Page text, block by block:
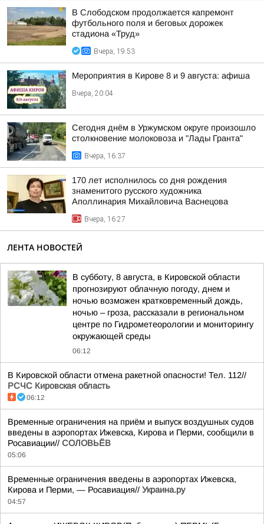
В Слободском продолжается капремонт
футбольного поля и беговых дорожек
стадиона «Труд»
Вчера, 19:53
Мероприятия в Кирове 8 и 9 августа: афиша
Вчера, 20:04
Сегодня днём в Уржумском округе произошло
столкновение молоковоза и "Лады Гранта"
Вчера, 16:37
170 лет исполнилось со дня рождения
знаменитого русского художника
Аполлинария Михайловича Васнецова
Вчера, 16:27
ЛЕНТА НОВОСТЕЙ
В субботу, 8 августа, в Кировской области
прогнозируют облачную погоду, днем и
ночью возможен кратковременный дождь,
ночью – гроза, рассказали в региональном
центре по Гидрометеорологии и мониторингу
окружающей среды
06:12
В Кировской области отмена ракетной опасности! Тел. 112//
РСЧС Кировская область
06:12
Временные ограничения на приём и выпуск воздушных судов
введены в аэропортах Ижевска, Кирова и Перми, сообщили в
Росавиации// СОЛОВЬЁВ
05:06
Временные ограничения введены в аэропортах Ижевска,
Кирова и Перми, — Росавиация// Украина.ру
04:57